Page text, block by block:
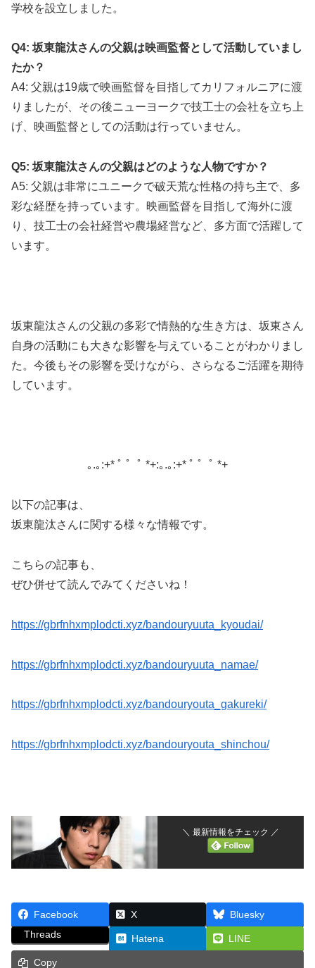
学校を設立しました。
Q4: 坂東龍汰さんの父親は映画監督として活動していまし
たか？
A4: 父親は19歳で映画監督を目指してカリフォルニアに渡
りましたが、その後ニューヨークで技工士の会社を立ち上
げ、映画監督としての活動は行っていません。
Q5: 坂東龍汰さんの父親はどのような人物ですか？
A5: 父親は非常にユニークで破天荒な性格の持ち主で、多
彩な経歴を持っています。映画監督を目指して海外に渡
り、技工士の会社経営や農場経営など、多方面で活躍して
います。
坂東龍汰さんの父親の多彩で情熱的な生き方は、坂東さん
自身の活動にも大きな影響を与えていることがわかりまし
た。今後もその影響を受けながら、さらなるご活躍を期待
しています。
｡.｡:+* ﾟ ゜ﾟ *+:｡.｡:+* ﾟ ゜ﾟ *+
以下の記事は、
坂東龍汰さんに関する様々な情報です。
こちらの記事も、
ぜひ併せて読んでみてくださいね！
https://gbrfnhxmplodcti.xyz/bandouryuuta_kyoudai/
https://gbrfnhxmplodcti.xyz/bandouryuuta_namae/
https://gbrfnhxmplodcti.xyz/bandouryouta_gakureki/
https://gbrfnhxmplodcti.xyz/bandouryouta_shinchou/
＼ 最新情報をチェック ／
Facebook X
Bluesky
Threads
Hatena LINE
Copy